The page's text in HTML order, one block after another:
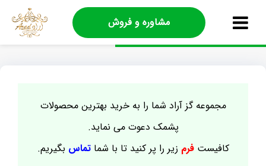
مشاوره و فروش
مجموعه گز آراد شما را به خرید بهترین محصولات
پشمک دعوت می نماید.
کافیستفرم زیر را پر کنید تا با شماتماس بگیریم.